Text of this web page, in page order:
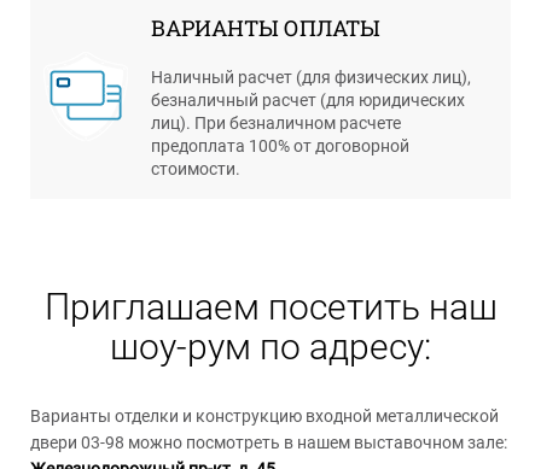
ВАРИАНТЫ ОПЛАТЫ
Наличный расчет (для физических лиц),
безналичный расчет (для юридических
лиц). При безналичном расчете
предоплата 100% от договорной
стоимости.
Приглашаем посетить наш
шоу-рум по адресу:
Варианты отделки и конструкцию входной металлической
двери 03-98 можно посмотреть в нашем выставочном зале: